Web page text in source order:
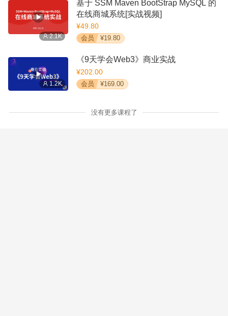
2.1K
基于 SSM Maven BootStrap MySQL 的
在线商城系统[实战视频]
¥49.80
会员 ¥19.80
1.2K
《9天学会Web3》商业实战
¥202.00
会员 ¥169.00
没有更多课程了